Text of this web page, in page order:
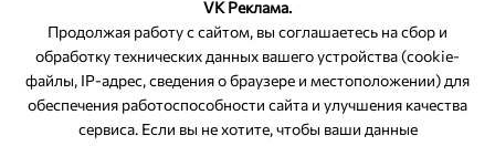
VK Реклама.
Продолжая работу с сайтом, вы соглашаетесь на сбор и
обработку технических данных вашего устройства (cookie-
файлы, IP-адрес, сведения о браузере и местоположении) для
обеспечения работоспособности сайта и улучшения качества
сервиса. Если вы не хотите, чтобы ваши данные
ОБРАТНАЯ СВЯЗЬ
8-800-350-46-10